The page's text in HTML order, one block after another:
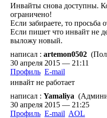
Инвайты снова доступны.
ограничено!
Если забираете, то просьба
Если пишет что инвайт не
выложу новый.
написал : artemon0502
30 апреля 2015 — 21:11
Профиль E-mail
инвайт не работает
написал : Yamaliya
30 апреля 2015 — 21:25
Профиль E-mail AOL